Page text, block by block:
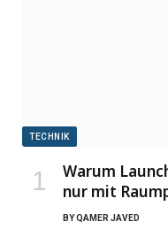
TECHNIK
Warum
nur mit
BYQAMER JAVED